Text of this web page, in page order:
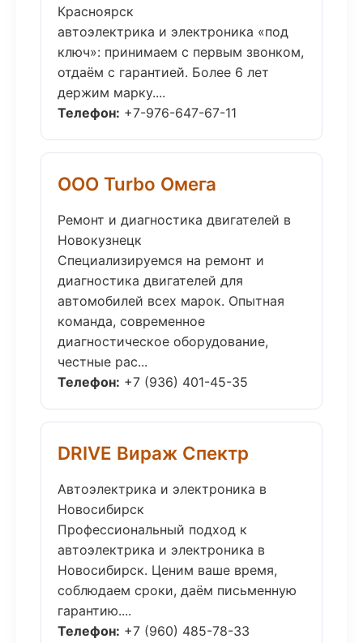
Красноярск
автоэлектрика и электроника «под
ключ»: принимаем с первым звонком,
отдаём с гарантией. Более 6 лет
держим марку....
Телефон: +7-976-647-67-11
ООО Turbo Омега
Ремонт и диагностика двигателей в
Новокузнецк
Специализируемся на ремонт и
диагностика двигателей для
автомобилей всех марок. Опытная
команда, современное
диагностическое оборудование,
честные рас...
Телефон: +7 (936) 401-45-35
DRIVE Вираж Спектр
Автоэлектрика и электроника в
Новосибирск
Профессиональный подход к
автоэлектрика и электроника в
Новосибирск. Ценим ваше время,
соблюдаем сроки, даём письменную
гарантию....
Телефон: +7 (960) 485-78-33